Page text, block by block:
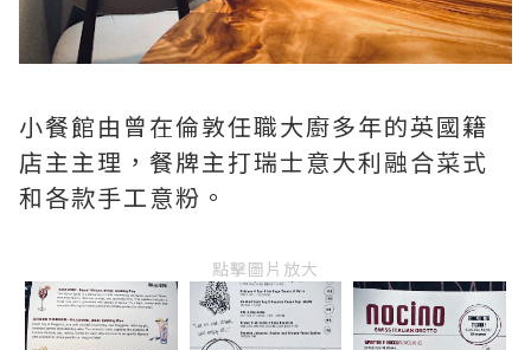
小餐館由曾在倫敦任職大廚多年的英國籍
店主主理，餐牌主打瑞士意大利融合菜式
和各款手工意粉。
點擊圖片放大